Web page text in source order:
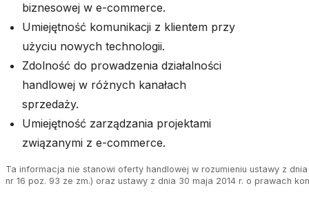
biznesowej w e-commerce.
Umiejętność komunikacji z klientem przy
użyciu nowych technologii.
Zdolność do prowadzenia działalności
handlowej w różnych kanałach
sprzedaży.
Umiejętność zarządzania projektami
związanymi z e-commerce.
Ta informacja nie stanowi oferty handlowej w rozumieniu ustawy z
nr 16 poz. 93 ze zm.) oraz ustawy z dnia 30 maja 2014 r. o prawach